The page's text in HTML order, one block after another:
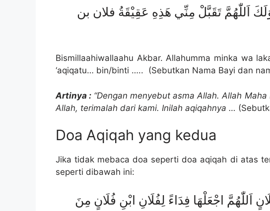
اَللّٰهُمَّ تَقَبَّلْ مِنِّي هَذِهِ عَقِيْقَةُ فلان بن
Bismillaahiwallaahu Akbar. Allahumma minka wa
‘aqiqatu… bin/binti ….. (Sebutkan Nama Bayi dan
Artinya : “Dengan menyebut asma Allah. Allah
Allah, terimalah dari kami. Inilah aqiqahnya …
Doa Aqiqah yang kedua
Jika tidak mebaca doa seperti doa aqiqah di atas
seperti dibawah ini:
اَللّٰهُمَّ اجْعَلْهَا فِدَاءً لِفُلَانِ ابْنِ فُلَانٍ مِنَ